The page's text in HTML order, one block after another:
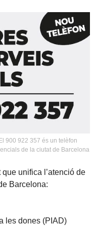
900 922 357 és un telèfon
de la ciutat de Barcelona
unifica l’atenció de
Barcelona:
les dones (PIAD)